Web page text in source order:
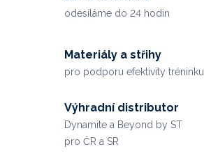
odesíláme do 24 hodin
Materiály a střihy
pro podporu efektivity tréninku
Výhradní distributor
Dynamite a Beyond by ST
pro ČR a SR